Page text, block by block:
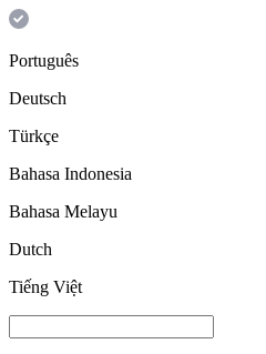
Português
Deutsch
Türkçe
Bahasa Indonesia
Bahasa Melayu
Dutch
Tiếng Việt